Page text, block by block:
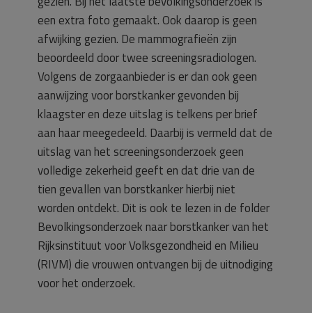
een extra foto gemaakt. Ook daarop is geen
afwijking gezien. De mammografieën zijn
beoordeeld door twee screeningsradiologen.
Volgens de zorgaanbieder is er dan ook geen
aanwijzing voor borstkanker gevonden bij
klaagster en deze uitslag is telkens per brief
aan haar meegedeeld. Daarbij is vermeld dat de
uitslag van het screeningsonderzoek geen
volledige zekerheid geeft en dat drie van de
tien gevallen van borstkanker hierbij niet
worden ontdekt. Dit is ook te lezen in de folder
Bevolkingsonderzoek naar borstkanker van het
Rijksinstituut voor Volksgezondheid en Milieu
(RIVM) die vrouwen ontvangen bij de uitnodiging
voor het onderzoek.